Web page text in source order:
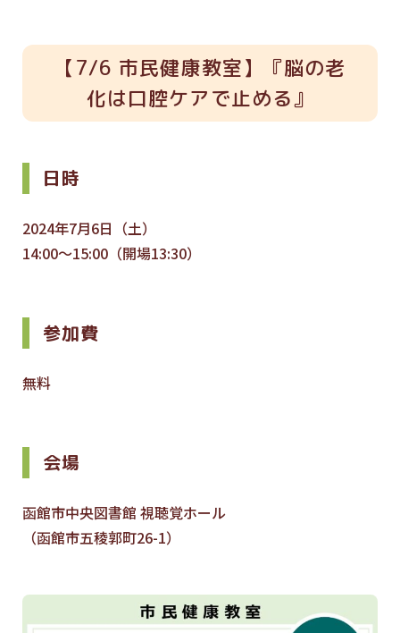
【7/6 市民健康教室】『脳の老
化は口腔ケアで止める』
日時
2024年7月6日（土）
14:00～15:00（開場13:30）
参加費
無料
会場
函館市中央図書館 視聴覚ホール
（函館市五稜郭町26-1）